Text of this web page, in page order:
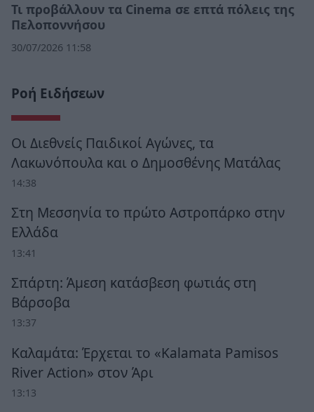
Τι προβάλλουν τα Cinema σε επτά πόλεις της
Πελοποννήσου
30/07/2026 11:58
Ροή Ειδήσεων
Οι Διεθνείς Παιδικοί Αγώνες, τα
Λακωνόπουλα και ο Δημοσθένης Ματάλας
14:38
Στη Μεσσηνία το πρώτο Αστροπάρκο στην
Ελλάδα
13:41
Σπάρτη: Άμεση κατάσβεση φωτιάς στη
Βάρσοβα
13:37
Καλαμάτα: Έρχεται το «Kalamata Pamisos
River Action» στον Άρι
13:13